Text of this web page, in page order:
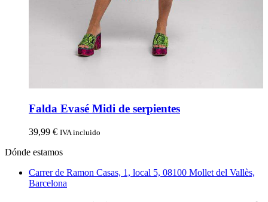
Falda Evasé Midi de serpientes
39,99 € IVA incluido
Dónde estamos
Carrer de Ramon Casas, 1, local 5, 08100 Mollet del Vallès,
Barcelona